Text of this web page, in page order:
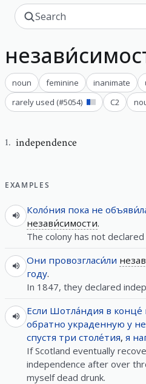
noun feminine inanimate
rarely used (#5054) C2
1. independence
EXAMPLES
Коло́ния пока не
незави́симости.
The colony has not
Они провозгласи́ли
году.
In 1847, they declared
Если Шотла́ндия в конце́
обратно украденную у
спустя три столе́тия, я
If Scotland eventually
independence after over
myself dead drunk.